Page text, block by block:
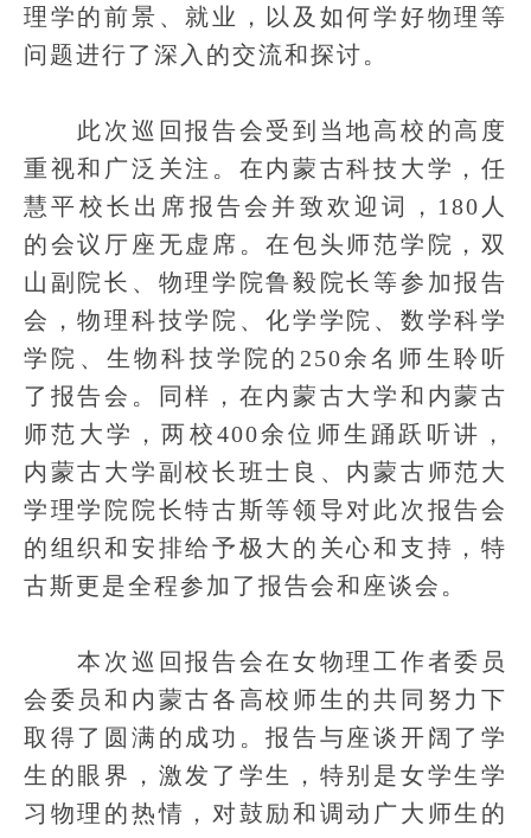
理学的前景、就业，以及如何学好物理等
问题进行了深入的交流和探讨。
此次巡回报告会受到当地高校的高度
重视和广泛关注。在内蒙古科技大学，任
慧平校长出席报告会并致欢迎词，180人
的会议厅座无虚席。在包头师范学院，双
山副院长、物理学院鲁毅院长等参加报告
会，物理科技学院、化学学院、数学科学
学院、生物科技学院的250余名师生聆听
了报告会。同样，在内蒙古大学和内蒙古
师范大学，两校400余位师生踊跃听讲，
内蒙古大学副校长班士良、内蒙古师范大
学理学院院长特古斯等领导对此次报告会
的组织和安排给予极大的关心和支持，特
古斯更是全程参加了报告会和座谈会。
本次巡回报告会在女物理工作者委员
会委员和内蒙古各高校师生的共同努力下
取得了圆满的成功。报告与座谈开阔了学
生的眼界，激发了学生，特别是女学生学
习物理的热情，对鼓励和调动广大师生的